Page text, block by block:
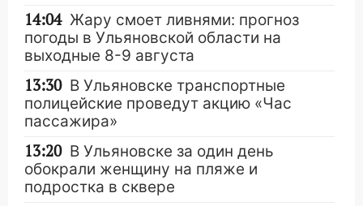
14:04 Жару смоет ливнями: прогноз
погоды в Ульяновской области на
выходные 8-9 августа
13:30 В Ульяновске транспортные
полицейские проведут акцию «Час
пассажира»
13:20 В Ульяновске за один день
обокрали женщину на пляже и
подростка в сквере